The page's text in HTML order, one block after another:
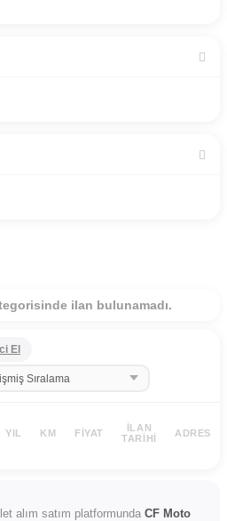
ilan bulunamadı.
El
YIL KM FIYAT
İLAN
TARIHI
ADRES
alım satım platformunda CF Moto